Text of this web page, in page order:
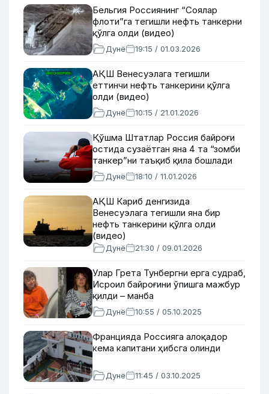
Бельгия Россиянинг “Соялар
флоти”га тегишли нефть танкерни
қўлга олди (видео)
Дунё 19:15 / 01.03.2026
АҚШ Венесуэлага тегишли
еттинчи нефть танкерини қўлга
олди (видео)
Дунё 10:15 / 21.01.2026
Қўшма Штатлар Россия байроғи
остида сузаётган яна 4 та “зомби
танкер”ни таъқиб қила бошлади
Дунё 18:10 / 11.01.2026
АҚШ Кариб денгизида
Венесуэлага тегишли яна бир
нефть танкерини қўлга олди
(видео)
Дунё 21:30 / 09.01.2026
Улар Грета Тунбергни ерга судраб,
Исроил байроғини ўпишга мажбур
қилди – манба
Дунё 10:55 / 05.10.2025
Францияда Россияга алоқадор
кема капитани ҳибсга олинди
Дунё 11:45 / 03.10.2025